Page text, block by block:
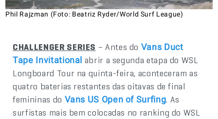
Phil Rajzman (Foto: Beatriz Ryder/World Surf League)
CHALLENGER SERIES – Antes do Vans Duct
Tape Invitational abrir a segunda etapa do WSL
Longboard Tour na quinta-feira, aconteceram as
quatro baterias restantes das oitavas de final
femininas do Vans US Open of Surfing. As
surfistas mais bem colocadas no ranking do WSL